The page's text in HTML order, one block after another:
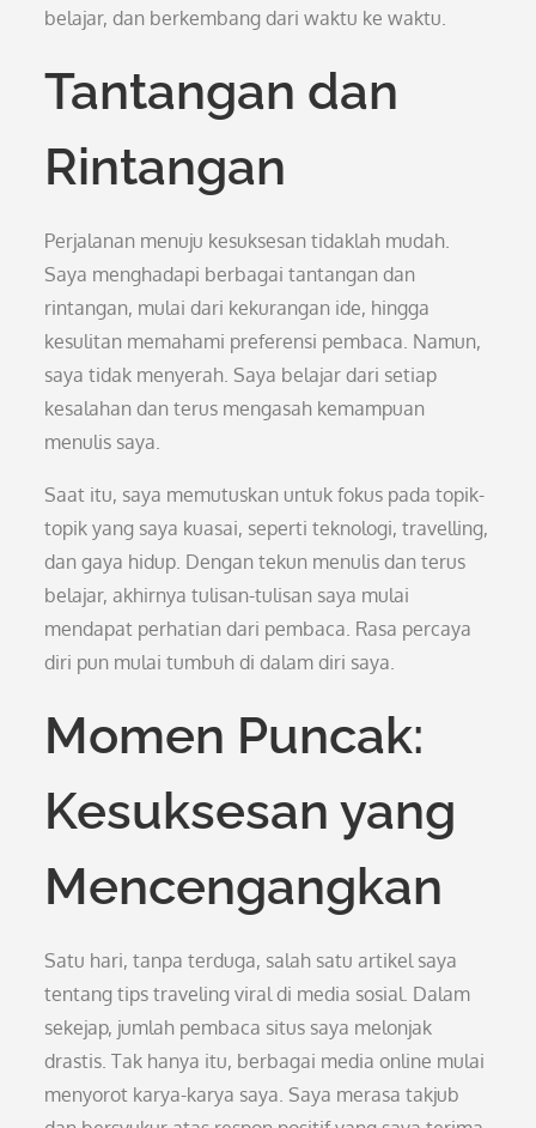
belajar, dan berkembang dari waktu ke waktu.
Tantangan dan
Rintangan
Perjalanan menuju kesuksesan tidaklah mudah.
Saya menghadapi berbagai tantangan dan
rintangan, mulai dari kekurangan ide, hingga
kesulitan memahami preferensi pembaca. Namun,
saya tidak menyerah. Saya belajar dari setiap
kesalahan dan terus mengasah kemampuan
menulis saya.
Saat itu, saya memutuskan untuk fokus pada topik-
topik yang saya kuasai, seperti teknologi, travelling,
dan gaya hidup. Dengan tekun menulis dan terus
belajar, akhirnya tulisan-tulisan saya mulai
mendapat perhatian dari pembaca. Rasa percaya
diri pun mulai tumbuh di dalam diri saya.
Momen Puncak:
Kesuksesan yang
Mencengangkan
Satu hari, tanpa terduga, salah satu artikel saya
tentang tips traveling viral di media sosial. Dalam
sekejap, jumlah pembaca situs saya melonjak
drastis. Tak hanya itu, berbagai media online mulai
menyorot karya-karya saya. Saya merasa takjub